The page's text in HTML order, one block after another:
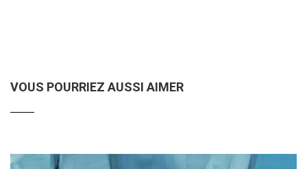
VOUS POURRIEZ AUSSI AIMER